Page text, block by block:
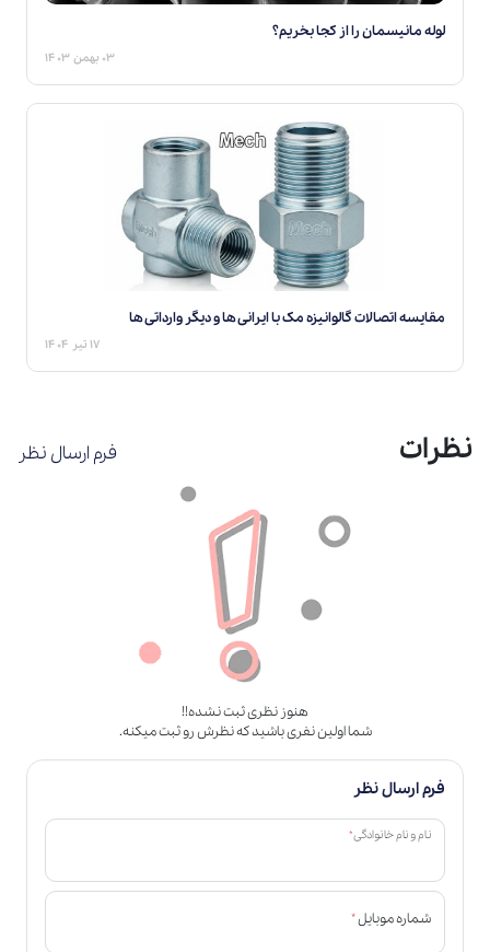
لوله مانیسمان را از کجا بخریم؟
۰۳ بهمن ۱۴۰۳
مقایسه اتصالات گالوانیزه مک با ایرانی ها و دیگر وارداتی ها
۱۷ تیر ۱۴۰۴
نظرات فرم ارسال نظر
هنوز نظری ثبت نشده!!
شما اولین نفری باشید که نظرش رو ثبت میکنه.
فرم ارسال نظر
نام و نام خانوادگی*
شماره موبایل*